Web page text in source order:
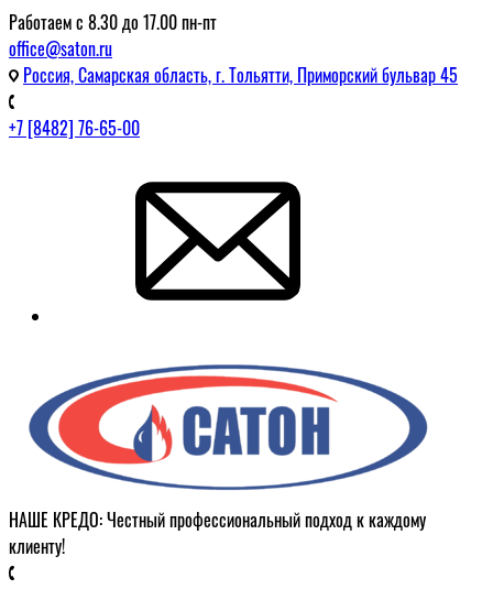
Работаем с 8.30 до 17.00 пн-пт
office@saton.ru
Россия, Самарская область, г. Тольятти, Приморский бульвар 45
+7 [8482] 76-65-00
НАШЕ КРЕДО: Честный профессиональный подход к каждому
клиенту!